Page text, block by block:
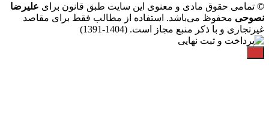
© تمامی حقوق مادی و معنوی این سایت طبق قانون برای علیرضا
نصوحی محفوظ می‌باشد. استفاده از مطالب فقط برای مقاصد
غیرتجاری و با ذکر منبع مجاز است. (1404-1391)